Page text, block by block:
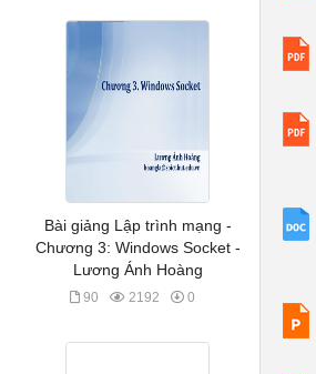
Bài giảng Lập trình mạng -
Chương 3: Windows Socket -
Lương Ánh Hoàng
90 2192 0